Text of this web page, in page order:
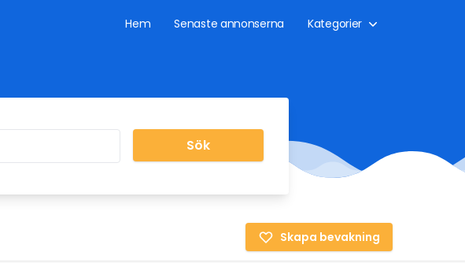
Hem Senaste annonserna Kategorier
Sök
Skapa bevakning